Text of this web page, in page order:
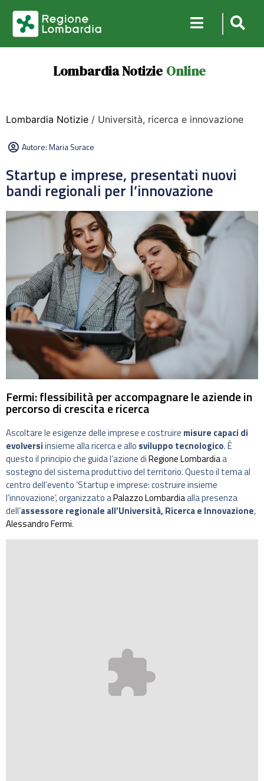
Lombardia Notizie Online
Lombardia Notizie / Università, ricerca e innovazione
Autore:Maria Surace
Startup e imprese, presentati nuovi
bandi regionali per l’innovazione
Fermi: flessibilità per accompagnare le aziende in
percorso di crescita e ricerca
Ascoltare le esigenze delle imprese e costruire misure capaci di
evolversiinsieme alla ricerca e allo sviluppo tecnologico. È
questo il principio che guida l’azione diRegione Lombardiaa
sostegno del sistema produttivo del territorio. Questo il tema al
centro dell’evento ‘Startup e imprese: costruire insieme
l’innovazione’, organizzato aPalazzo Lombardiaalla presenza
dell’assessore regionale all’Università, Ricerca e Innovazione,
Alessandro Fermi.